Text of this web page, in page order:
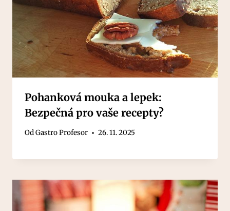
Pohanková mouka a lepek:
Bezpečná pro vaše recepty?
OdGastro Profesor 26. 11. 2025